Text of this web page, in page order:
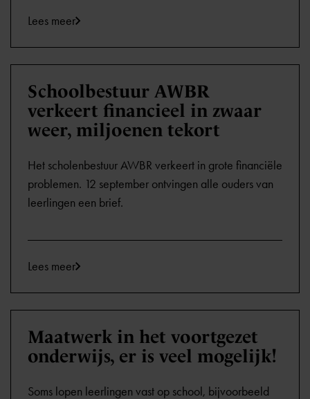
Lees meer
Schoolbestuur AWBR
verkeert financieel in zwaar
weer, miljoenen tekort
Het scholenbestuur AWBR verkeert in grote financiële
problemen. 12 september ontvingen alle ouders van
leerlingen een brief.
Lees meer
Maatwerk in het voortgezet
onderwijs, er is veel mogelijk!
Soms lopen leerlingen vast op school, bijvoorbeeld